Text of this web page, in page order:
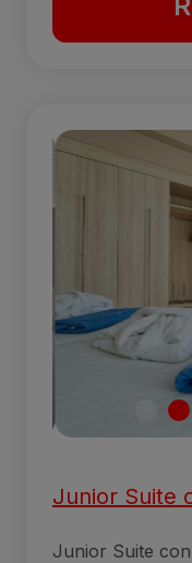
Junior Suite
Junior Suite con